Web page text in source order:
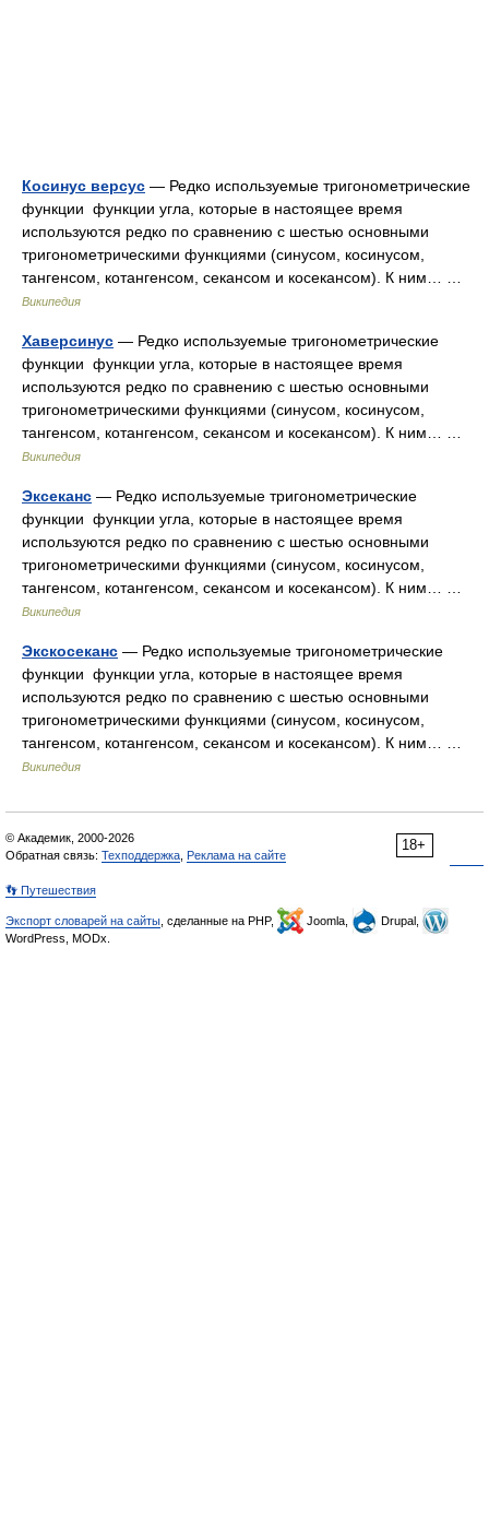
Косинус версус — Редко используемые тригонометрические
функции функции угла, которые в настоящее время
используются редко по сравнению с шестью основными
тригонометрическими функциями (синусом, косинусом,
тангенсом, котангенсом, секансом и косекансом). К ним… …
Википедия
Хаверсинус — Редко используемые тригонометрические
функции функции угла, которые в настоящее время
используются редко по сравнению с шестью основными
тригонометрическими функциями (синусом, косинусом,
тангенсом, котангенсом, секансом и косекансом). К ним… …
Википедия
Эксеканс — Редко используемые тригонометрические
функции функции угла, которые в настоящее время
используются редко по сравнению с шестью основными
тригонометрическими функциями (синусом, косинусом,
тангенсом, котангенсом, секансом и косекансом). К ним… …
Википедия
Экскосеканс — Редко используемые тригонометрические
функции функции угла, которые в настоящее время
используются редко по сравнению с шестью основными
тригонометрическими функциями (синусом, косинусом,
тангенсом, котангенсом, секансом и косекансом). К ним… …
Википедия
18+
© Академик, 2000-2026
Обратная связь: Техподдержка Реклама на сайте
👣 Путешествия
Экспорт словарей на сайты , сделанные на PHP, Joomla,
Drupal,
WordPress, MODx.